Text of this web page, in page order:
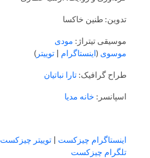
تدوین: طنین خاکسا
موسیقی تیترا‌ژ: مودی
موسوی (اینستاگرام | توییتر )
طراح گرافیک: تارا نباتیان
اسپانسر: خانه مدیا
اینستاگرام چیزکست | توییتر چیزکست
تلگرام چیزکست